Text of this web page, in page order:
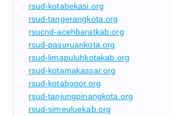
rsud-kotabekasi.org
rsud-tangerangkota.org
rsucnd-acehbaratkab.org
rsud-pasuruankota.org
rsud-limapuluhkotakab.org
rsud-kotamakassar.org
rsud-kotabogor.org
rsud-tanjungpinangkota.org
rsud-simeuluekab.org